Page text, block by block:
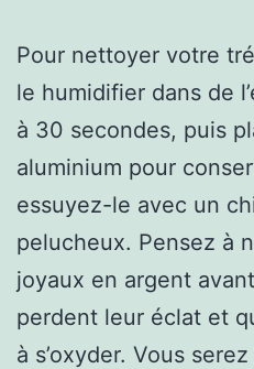
Pour nettoyer votre
le humidifier dans de
à 30 secondes, puis
aluminium pour
essuyez-le avec un
pelucheux. Pensez à
joyaux en argent
perdent leur éclat et
à s’oxyder. Vous